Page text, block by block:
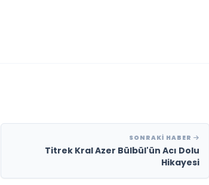
SONRAKI HABER
Titrek Kral Azer Bülbül'ün Acı Dolu
Hikayesi